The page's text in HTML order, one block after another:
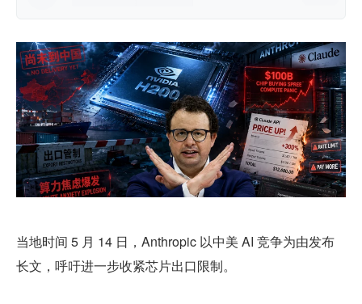
当地时间 5 月 14 日，Anthropic 以中美 AI 竞争为由发布
长文，呼吁进一步收紧芯片出口限制。